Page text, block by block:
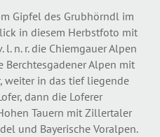
Gipfel des Grubhörndl im
in diesem Herbstfoto mit
n. r. die Chiemgauer Alpen
Berchtesgadener Alpen mit
weiter in das tief liegende
dann die Loferer
Tauern mit Zillertaler
und Bayerische Voralpen.